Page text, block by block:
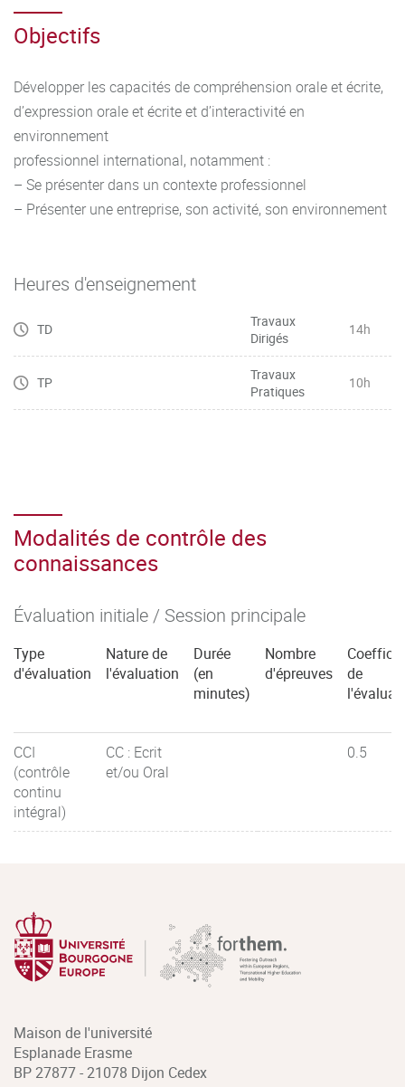
découverte simple
– Production d’un support de communication commerciale
– Justification des choix, argumentation
Outils linguistiques :
– Travailler entre autres les éléments suivants :
conjugaison et emploi des temps adaptés à la situation,
alphabet, vocabulaire
adapté en contexte, forme interrogative, formules de
– Veiller à la qualité phonétique et idiomatique de
l’expression
– Manier toutes sortes de chiffres (dates, horaires, prix,
etc.), lire des graphiques et décrire des tendances
– Maîtriser le vocabulaire basique général de l’entreprise,
de la communication commerciale, et du marketing et le
Objectifs
Développer les capacités de compréhension orale et écrite,
d’expression orale et écrite et d’interactivité en
environnement
professionnel international, notamment :
– Se présenter dans un contexte professionnel
– Présenter une entreprise, son activité, son environnement
Heures d'enseignement
TD
Travaux
Dirigés
14h
TP
Travaux
Pratiques
10h
Modalités de contrôle des
connaissances
Évaluation initiale / Session principale
Type
d'évaluation
Nature de
l'évaluation
Durée
(en
minutes)
Nombre
d'épreuves
de
CCI
(contrôle
continu
intégral)
CC : Ecrit
et/ou Oral
0.5
Maison de l'université
Esplanade Erasme
BP 27877 - 21078 Dijon Cedex